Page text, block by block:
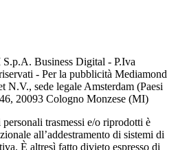
S.p.A. Business Digital - P.Iva
- Per la pubblicità Mediamond
sede legale Amsterdam (Paesi
20093 Cologno Monzese (MI)
trasmessi e/o riprodotti è
all’addestramento di sistemi di
È altresì fatto divieto espresso di